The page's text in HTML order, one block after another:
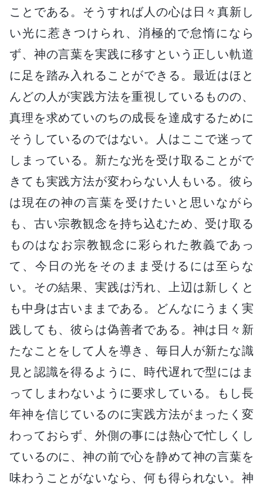
ことである。そうすれば人の心は日々真新し
い光に惹きつけられ、消極的で怠惰になら
ず、神の言葉を実践に移すという正しい軌道
に足を踏み入れることができる。最近はほと
んどの人が実践方法を重視しているものの、
真理を求めていのちの成長を達成するために
そうしているのではない。人はここで迷って
しまっている。新たな光を受け取ることがで
きても実践方法が変わらない人もいる。彼ら
は現在の神の言葉を受けたいと思いながら
も、古い宗教観念を持ち込むため、受け取る
ものはなお宗教観念に彩られた教義であっ
て、今日の光をそのまま受けるには至らな
い。その結果、実践は汚れ、上辺は新しくと
も中身は古いままである。どんなにうまく実
践しても、彼らは偽善者である。神は日々新
たなことをして人を導き、毎日人が新たな識
見と認識を得るように、時代遅れで型にはま
ってしまわないように要求している。もし長
年神を信じているのに実践方法がまったく変
わっておらず、外側の事には熱心で忙しくし
ているのに、神の前で心を静めて神の言葉を
味わうことがないなら、何も得られない。神